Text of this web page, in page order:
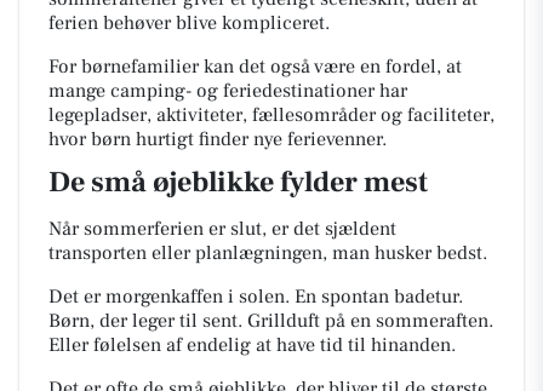
ferien behøver blive kompliceret.
For børnefamilier kan det også være en fordel, at
mange camping- og feriedestinationer har
legepladser, aktiviteter, fællesområder og faciliteter,
hvor børn hurtigt finder nye ferievenner.
De små øjeblikke fylder mest
Når sommerferien er slut, er det sjældent
transporten eller planlægningen, man husker bedst.
Det er morgenkaffen i solen. En spontan badetur.
Børn, der leger til sent. Grillduft på en sommeraften.
Eller følelsen af endelig at have tid til hinanden.